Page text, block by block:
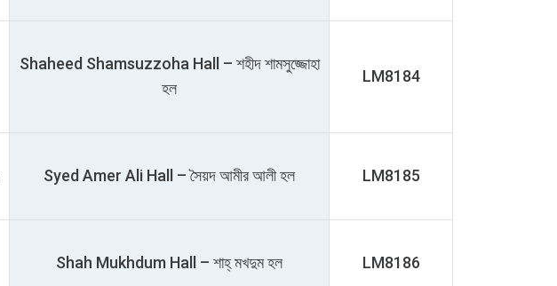
Shaheed Shamsuzzoha Hall – শহীদ শামসুজ্জোহা
হল
LM8184
Syed Amer Ali Hall – সৈয়দ আমীর আলী হল LM8185
Shah Mukhdum Hall – শাহ্‌ মখদুম হল LM8186